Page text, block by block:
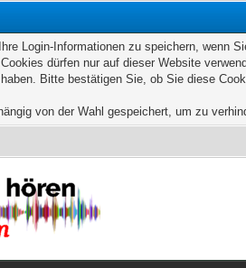
Login-Informationen zu speichern,
dürfen nur auf dieser Website
Bitte bestätigen Sie, ob Sie diese
von der Wahl gespeichert, um zu